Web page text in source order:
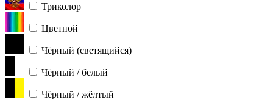
Триколор
Цветной
Чёрный (светящийся)
Чёрный / белый
Чёрный / жёлтый